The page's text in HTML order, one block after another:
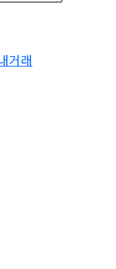
거래